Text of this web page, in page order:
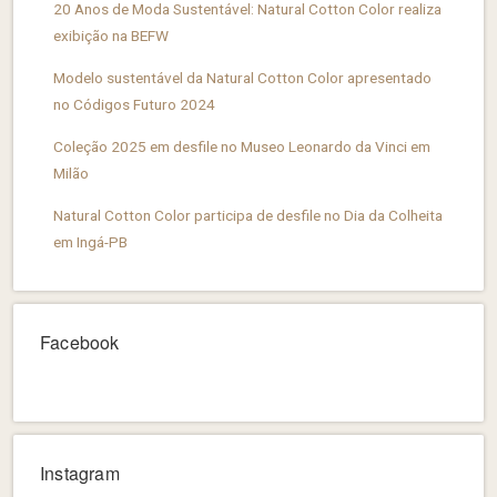
20 Anos de Moda Sustentável: Natural Cotton Color realiza
exibição na BEFW
Modelo sustentável da Natural Cotton Color apresentado
no Códigos Futuro 2024
Coleção 2025 em desfile no Museo Leonardo da Vinci em
Milão
Natural Cotton Color participa de desfile no Dia da Colheita
em Ingá-PB
Facebook
Instagram